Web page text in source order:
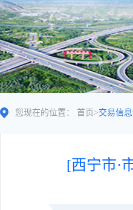
您现在的位置： 首页 >交易信
[西宁市·